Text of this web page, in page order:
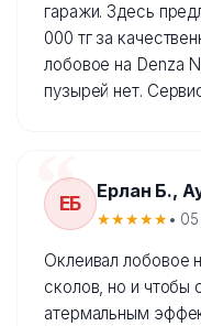
гаражи. Здесь
000 тг за
лобовое на Denza
пузырей нет.
ЕБ
Ерлан Б.,
★★★★★•
Оклеивал лобовое
сколов, но и чтобы
атермальным